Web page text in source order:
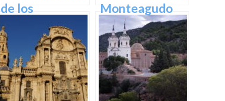
de los
Jerónimos en
Murcia: Un
tesoro
arquitectónico
y espiritual en
Monteagudo